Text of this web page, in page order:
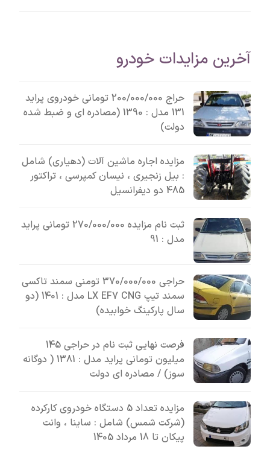
آخرین مزایدات خودرو
حراج 200/000/000 تومانی خودروی پراید
131 مدل : 1390 (مصادره ای و ضبط شده
دولت)
مزایده اجاره ماشین آلات (دهیاری) شامل
: بیل زنجیری ، نیسان کمپرسی ، تراکتور
485 دو دیفرانسیل
ثبت نام مزایده 270/000/000 تومانی پراید
مدل : 91
حراجی 370/000/000 تومنی سمند تاکسی
سمند تیپ LX EF7 CNG مدل : 1401 (دو
سال پارکینگ خوابیده)
فرصت نهایی ثبت نام در حراجی 145
میلیون تومانی پراید مدل : 1381 ( دوگانه
سوز) / مصادره ای دولت
مزایده تعداد 5 دستگاه خودروی کارکرده
(شرکت شمس) شامل : ساینا ، وانت
پیکان تا 18 مرداد 1405